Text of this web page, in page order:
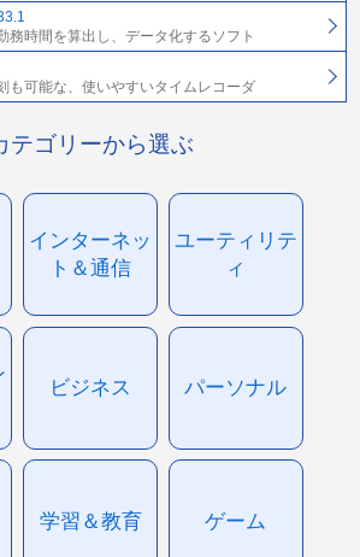
務時間を算出し、データ化するソフト
も可能な、使いやすいタイムレコーダ
テゴリーから選ぶ
インターネッ
ト＆通信
ユーティリテ
ィ
ビジネス パーソナル
学習＆教育 ゲーム